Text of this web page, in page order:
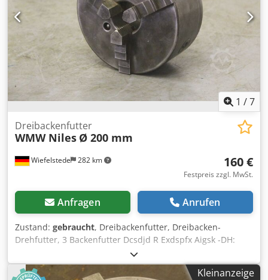
1 /7
Wiefelstede 282 km
Dreibackenfutter
WMW Niles Ø 200 mm
160 €
Festpreis zzgl. MwSt.
Anfragen Anrufen
Zustand: gebraucht, Dreibackenfutter, Dreibacken-
Drehfutter, 3 Backenfutter Dcsdjd R Exdspfx Aigsk -DH:
200x3-III -TGL: 30-2332 -Futtergröße: Ø 200 mm -Gewicht:
16,7 kg
Kleinanzeige